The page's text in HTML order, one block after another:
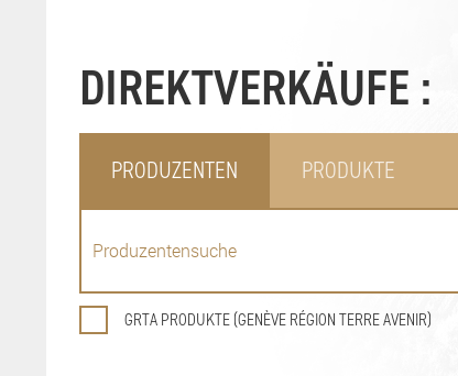
DIREKTVERKÄUFE :
PRODUZENTEN PRODUKTE
GRTA PRODUKTE (GENÈVE RÉGION TERRE AVENIR)